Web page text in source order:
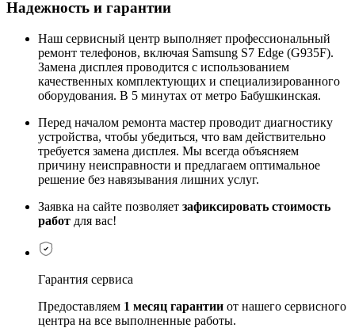
Надежность и гарантии
Наш сервисный центр выполняет профессиональный
ремонт телефонов, включая Samsung S7 Edge (G935F).
Замена дисплея проводится с использованием
качественных комплектующих и специализированного
оборудования. В 5 минутах от метро Бабушкинская.
Перед началом ремонта мастер проводит диагностику
устройства, чтобы убедиться, что вам действительно
требуется замена дисплея. Мы всегда объясняем
причину неисправности и предлагаем оптимальное
решение без навязывания лишних услуг.
Заявка на сайте позволяет зафиксировать стоимость
работ для вас!
Гарантия сервиса
Предоставляем 1 месяц гарантии от нашего сервисного
центра на все выполненные работы.